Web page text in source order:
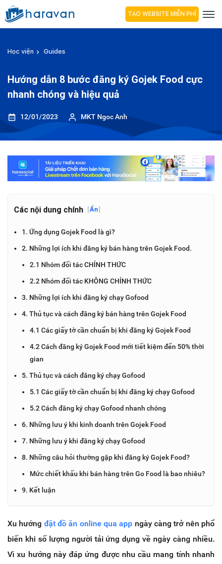
TẠO WEBSITE MIỄN PHÍ
Học viện Guides
Hướng dẫn 8 bước đăng ký Gojek Food cực
nhanh chóng và hiệu quả
12/01/2023 MKT Ngoc Anh
Các nội dung chính [Ẩn]
1. Ứng dụng Gojek Food là gì?
2. Những lợi ích khi đăng ký bán hàng trên Gojek Food.
2.1 Nhóm đối tác CHÍNH THỨC
2.2 Nhóm đối tác KHÔNG CHÍNH THỨC
3. Những lợi ích khi đăng ký chạy Gofood
4. Thủ tục và cách đăng ký bán hàng trên Gojek Food
4.1 Các giấy tờ cần chuẩn bị khi đăng ký Gojek Food
4.2 Cách đăng ký Gojek Food mới tiết kiệm đến 50% thời
gian
5. Thủ tục và cách đăng ký chạy Gofood
5.1 Các giấy tờ cần chuẩn bị khi đăng ký chạy Gofood
5.2 Cách đăng ký chạy Gofood nhanh chóng
6. Những lưu ý khi kinh doanh trên Gojek Food
7. Những lưu ý khi đăng ký chạy Gofood
8. Những câu hỏi thường gặp khi đăng ký Gojek Food?
Mức chiết khấu khi bán hàng trên Go Food là bao nhiêu?
9. Kết luận
Xu hướng đặt đồ ăn online qua app ngày càng trở nên phổ
biến khi số lượng người tải ứng dụng về ngày càng nhiều.
Vì xu hướng này đáp ứng được nhu cầu mang tính nhanh